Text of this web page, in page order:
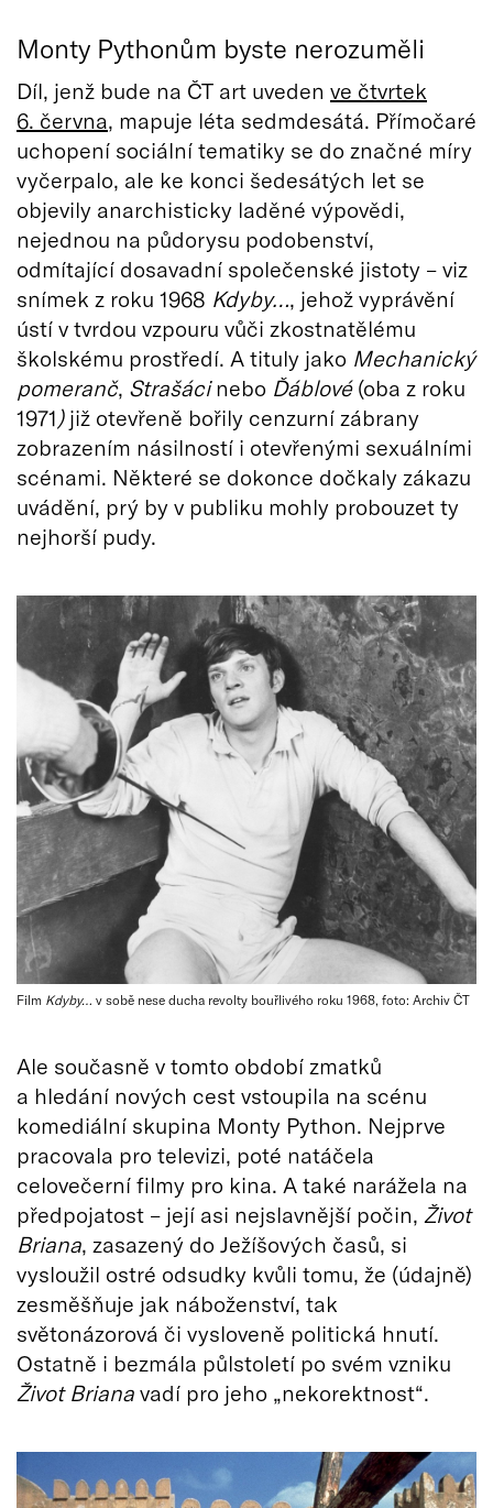
Monty Pythonům byste nerozuměli
Díl, jenž bude na ČT art uveden ve čtvrtek
6. června, mapuje léta sedmdesátá. Přímočaré
uchopení sociální tematiky se do značné míry
vyčerpalo, ale ke konci šedesátých let se
objevily anarchisticky laděné výpovědi,
nejednou na půdorysu podobenství,
odmítající dosavadní společenské jistoty – viz
snímek z roku 1968 Kdyby…, jehož vyprávění
ústí v tvrdou vzpouru vůči zkostnatělému
školskému prostředí. A tituly jako Mechanický
pomeranč, Strašácinebo Ďáblové (oba z roku
1971 ) již otevřeně bořily cenzurní zábrany
zobrazením násilností i otevřenými sexuálními
scénami. Některé se dokonce dočkaly zákazu
uvádění, prý by v publiku mohly probouzet ty
nejhorší pudy.
Film Kdyby… v sobě nese ducha revolty bouřlivého roku 1968, foto: Archiv ČT
Ale současně v tomto období zmatků
a hledání nových cest vstoupila na scénu
komediální skupina Monty Python. Nejprve
pracovala pro televizi, poté natáčela
celovečerní filmy pro kina. A také narážela na
předpojatost – její asi nejslavnější počin, Život
Briana, zasazený do Ježíšových časů, si
vysloužil ostré odsudky kvůli tomu, že (údajně)
zesměšňuje jak náboženství, tak
světonázorová či vysloveně politická hnutí.
Ostatně i bezmála půlstoletí po svém vzniku
Život Briana vadí pro jeho „nekorektnost“.